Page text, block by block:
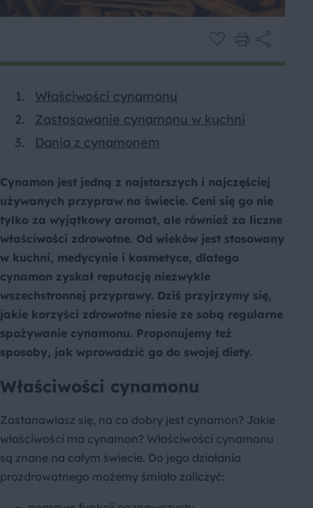
Właściwości cynamonu
Zastosowanie cynamonu w kuchni
Dania z cynamonem
Cynamon jest jedną z najstarszych i najczęściej
używanych przypraw na świecie. Ceni się go nie
tylko za wyjątkowy aromat, ale również za liczne
właściwości zdrowotne. Od wieków jest stosowany
w kuchni, medycynie i kosmetyce, dlatego
cynamon zyskał reputację niezwykle
wszechstronnej przyprawy. Dziś przyjrzymy się,
jakie korzyści zdrowotne niesie ze sobą regularne
spożywanie cynamonu. Proponujemy też
sposoby, jak wprowadzić go do swojej diety.
Właściwości cynamonu
Zastanawiasz się, na co dobry jest cynamon? Jakie
właściwości ma cynamon? Właściwości cynamonu
są znane na całym świecie. Do jego działania
prozdrowotnego możemy śmiało zaliczyć: